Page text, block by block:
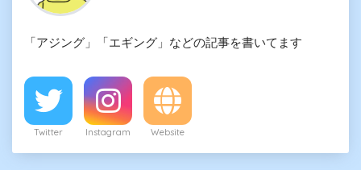
「アジング」「エギング」などの記事を書いてます
Twitter Instagram Website